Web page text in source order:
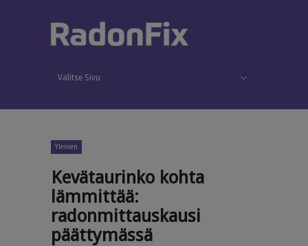
Valitse Sivu
Yleinen
Kevätaurinko kohta
lämmittää:
radonmittauskausi
päättymässä